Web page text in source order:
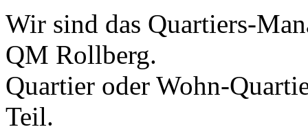
Wir sind das Quartiers-
QM Rollberg.
Quartier oder Wohn-
Teil.